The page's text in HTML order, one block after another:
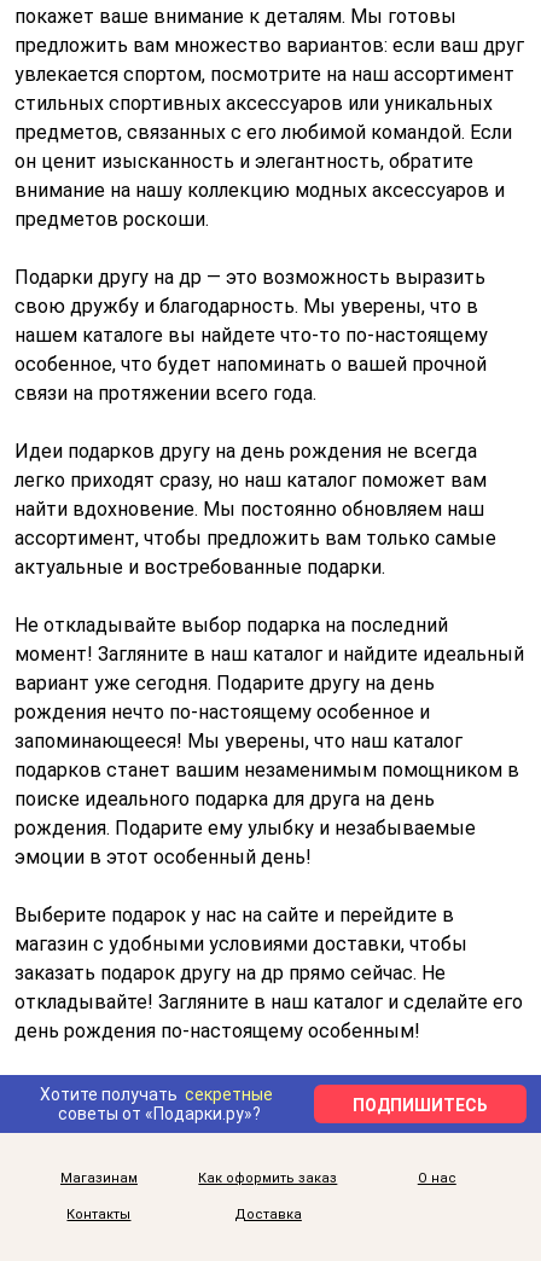
покажет ваше внимание к деталям. Мы готовы
предложить вам множество вариантов: если ваш друг
увлекается спортом, посмотрите на наш ассортимент
стильных спортивных аксессуаров или уникальных
предметов, связанных с его любимой командой. Если
он ценит изысканность и элегантность, обратите
внимание на нашу коллекцию модных аксессуаров и
предметов роскоши.
Подарки другу на др — это возможность выразить
свою дружбу и благодарность. Мы уверены, что в
нашем каталоге вы найдете что-то по-настоящему
особенное, что будет напоминать о вашей прочной
связи на протяжении всего года.
Идеи подарков другу на день рождения не всегда
легко приходят сразу, но наш каталог поможет вам
найти вдохновение. Мы постоянно обновляем наш
ассортимент, чтобы предложить вам только самые
актуальные и востребованные подарки.
Не откладывайте выбор подарка на последний
момент! Загляните в наш каталог и найдите идеальный
вариант уже сегодня. Подарите другу на день
рождения нечто по-настоящему особенное и
запоминающееся! Мы уверены, что наш каталог
подарков станет вашим незаменимым помощником в
поиске идеального подарка для друга на день
рождения. Подарите ему улыбку и незабываемые
эмоции в этот особенный день!
Выберите подарок у нас на сайте и перейдите в
магазин с удобными условиями доставки, чтобы
заказать подарок другу на др прямо сейчас. Не
откладывайте! Загляните в наш каталог и сделайте его
день рождения по-настоящему особенным!
Хотите получать секретные
советы от «Подарки.ру»?
ПОДПИШИТЕСЬ
Магазинам Как оформить заказ О нас
Контакты Доставка